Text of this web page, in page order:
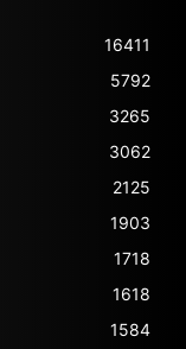
16411
5792
3265
3062
2125
1903
1718
1618
1584